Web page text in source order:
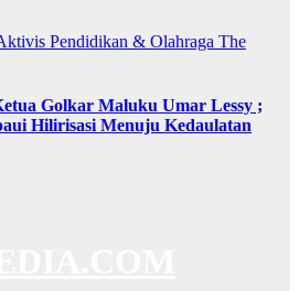
Pendidikan & Olahraga The
Golkar Maluku Umar Lessy ;
Hilirisasi Menuju Kedaulatan